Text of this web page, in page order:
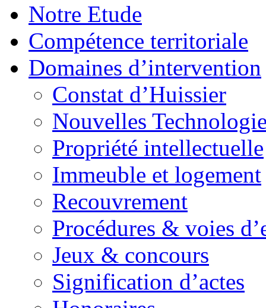
Notre Etude
Compétence territoriale
Domaines d’intervention
Constat d’Huissier
Nouvelles
Propriété intellectuelle
Immeuble et logement
Recouvrement
Procédures & voies
Jeux & concours
Signification d’actes